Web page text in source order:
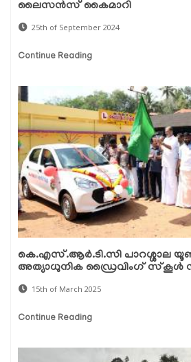
ലൈസന്‍സ് കൈമാറി
25th of September 2024
Continue Reading
കെ.എസ്.ആർ.ടി.സി പാറശ്ശാല
അത്യാധുനിക ഡ്രൈവിംഗ് സ്കൂൾ
15th of March 2025
Continue Reading